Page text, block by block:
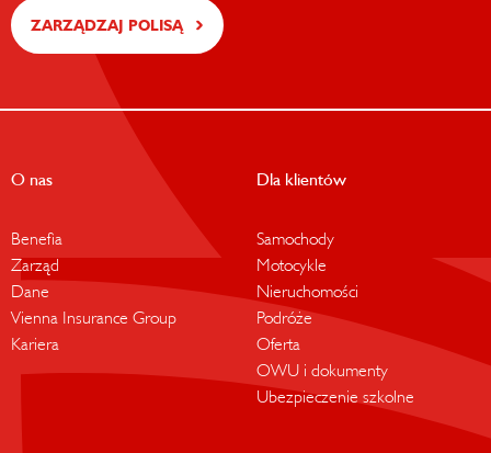
ZARZĄDZAJ POLISĄ
O nas
Benefia
Zarząd
Dane
Vienna Insurance Group
Kariera
Dla klientów
Samochody
Motocykle
Nieruchomości
Podróże
Oferta
OWU i dokumenty
Ubezpieczenie szkolne